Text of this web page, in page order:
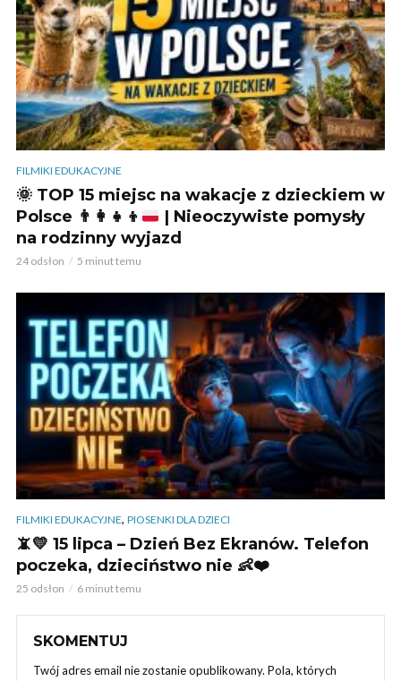
FILMIKI EDUKACYJNE
🌞 TOP 15 miejsc na wakacje z dzieckiem w
Polsce 👨‍👩‍👧‍👦
| Nieoczywiste pomysły
na rodzinny wyjazd
24 odsłon 5 minut temu
FILMIKI EDUKACYJNE, PIOSENKI DLA DZIECI
📵💛 15 lipca – Dzień Bez Ekranów. Telefon
poczeka, dzieciństwo nie 👶❤️
25 odsłon 6 minut temu
SKOMENTUJ
Twój adres email nie zostanie opublikowany. Pola, których